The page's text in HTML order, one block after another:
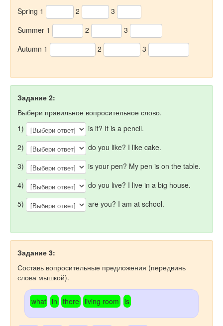
Spring 1 2
3
Summer 1
2
3
Autumn 1
2 3
Задание 2:
Выбери правильное вопросительное слово.
1)
is it? It is a pencil.
2)
do you like? I like cake.
3)
is your pen? My pen is on the table.
4)
do you live? I live in a big house.
5)
are you? I am at school.
Задание 3:
Составь вопросительные предложения (передвинь
слова мышкой).
what in there living room is